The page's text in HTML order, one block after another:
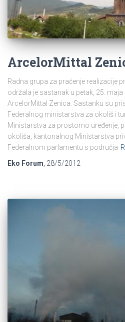
ArcelorMittal
Radna grupa za praćenje realizacije
održala je sastanak u petak, 25.
ArcelorMittal Zenica. Sastanku su
Federalnog ministarstva za okoliš i
Ministarstva za prostorno uređenje,
okoliša, kantonalnog Ministarstva
Federalnom parlamentu s područja
Eko Forum 28/5/2012